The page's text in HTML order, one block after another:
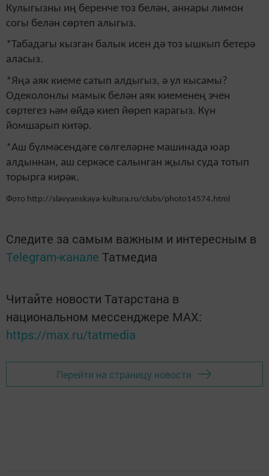
Кулыгызны иң беренче тоз белән, аннары лимон
согы белән сөртеп алыгыз.
*Табадагы кызган балык исен дә тоз ышкып бетерә
аласыз.
*Яңа аяк киеме сатып алдыгыз, ә ул кысамы?
Одеколонлы мамык белән аяк киеменең эчен
сөртегез һәм өйдә киеп йөреп карагыз. Күн
йомшарып китәр.
*Аш бүлмәсендәге сөлгеләрне машинада юар
алдыннан, аш серкәсе салынган җылы суда тотып
торырга кирәк.
Фото http://slavyanskaya-kultura.ru/clubs/photo14574.html
Следите за самым важным и интересным в
Telegram-канале Татмедиа
Читайте новости Татарстана в
национальном мессенджере MАХ:
https://max.ru/tatmedia
Перейти на страницу новости